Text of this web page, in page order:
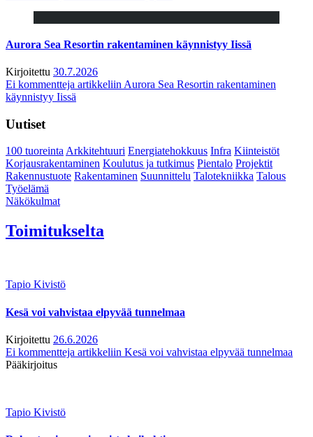
Aurora Sea Resortin rakentaminen käynnistyy Iissä
Kirjoitettu 30.7.2026
Ei kommentteja artikkeliin Aurora Sea Resortin rakentaminen
käynnistyy Iissä
Uutiset
100 tuoreintaArkkitehtuuri Energiatehokkuus Infra Kiinteistöt
Korjausrakentaminen Koulutus ja tutkimus Pientalo Projektit
Rakennustuote Rakentaminen Suunnittelu Talotekniikka Talous
Työelämä
Näkökulmat
Toimitukselta
Tapio Kivistö
Kesä voi vahvistaa elpyvää tunnelmaa
Kirjoitettu 26.6.2026
Ei kommentteja artikkeliin Kesä voi vahvistaa elpyvää tunnelmaa
Pääkirjoitus
Tapio Kivistö